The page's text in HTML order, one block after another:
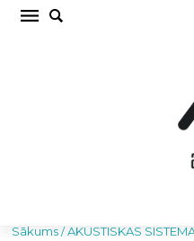
HECO VICTA ELITE
Sākums/AKUSTISKĀS